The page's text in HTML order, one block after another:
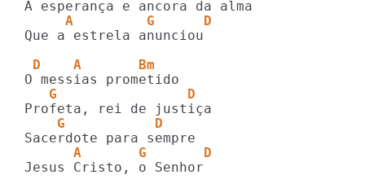
     A         G      D
Que a estrela anunciou
D    A       Bm
   G                D
    G           D
      A       G       D
Jesus Cristo, o Senhor